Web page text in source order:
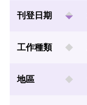
刊登日期
工作種類
地區